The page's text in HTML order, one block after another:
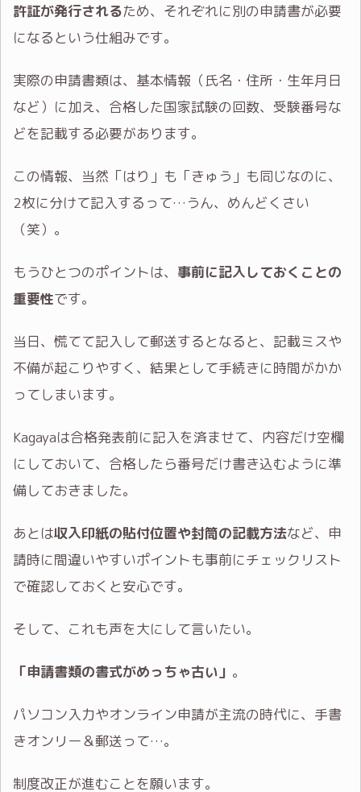
許証が発行されるため、それぞれに別の申請書が必要
になるという仕組みです。
実際の申請書類は、基本情報（氏名・住所・生年月日
など）に加え、合格した国家試験の回数、受験番号な
どを記載する必要があります。
この情報、当然「はり」も「きゅう」も同じなのに、
2枚に分けて記入するって…うん、めんどくさい
（笑）。
もうひとつのポイントは、 事前に記入しておくことの
重要性です。
当日、慌てて記入して郵送するとなると、記載ミスや
不備が起こりやすく、結果として手続きに時間がかか
ってしまいます。
Kagayaは合格発表前に記入を済ませて、内容だけ空欄
にしておいて、合格したら番号だけ書き込むように準
備しておきました。
あとは収入印紙の貼付位置や封筒の記載方法など、申
請時に間違いやすいポイントも事前にチェックリスト
で確認しておくと安心です。
そして、これも声を大にして言いたい。
「申請書類の書式がめっちゃ古い」 。
パソコン入力やオンライン申請が主流の時代に、手書
きオンリー＆郵送って…。
制度改正が進むことを願います。